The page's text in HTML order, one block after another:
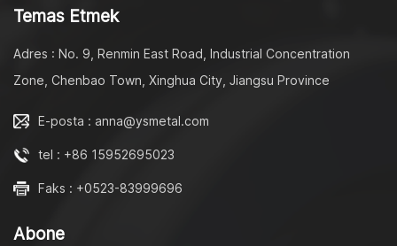
Temas Etmek
Adres : No. 9, Renmin East Road, Industrial Concentration
Zone, Chenbao Town, Xinghua City, Jiangsu Province
E-posta : anna@ysmetal.com
tel : +86 15952695023
Faks : +0523-83999696
Abone